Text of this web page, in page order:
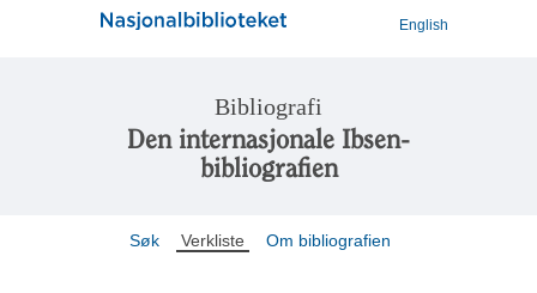
English
Bibliografi
Den internasjonale Ibsen-
bibliografien
Søk Verkliste Om bibliografien